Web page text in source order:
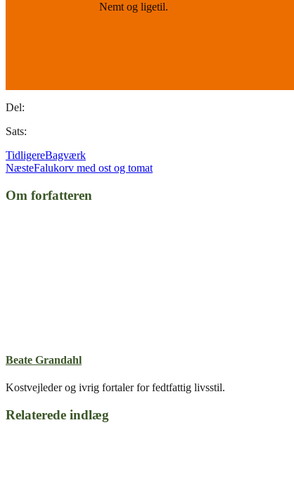
Nemt og ligetil.
Del:
Sats:
TidligereBagværk
NæsteFalukorv med ost og tomat
Om forfatteren
Beate Grandahl
Kostvejleder og ivrig fortaler for fedtfattig livsstil.
Relaterede indlæg